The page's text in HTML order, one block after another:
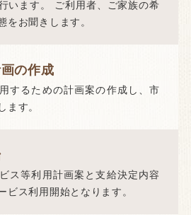
います。 ご利用者、ご家族の希
をお聞きします。
の作成
するための計画案の作成し、市
ます。
ス等利用計画案と支給決定内容
ビス利用開始となります。